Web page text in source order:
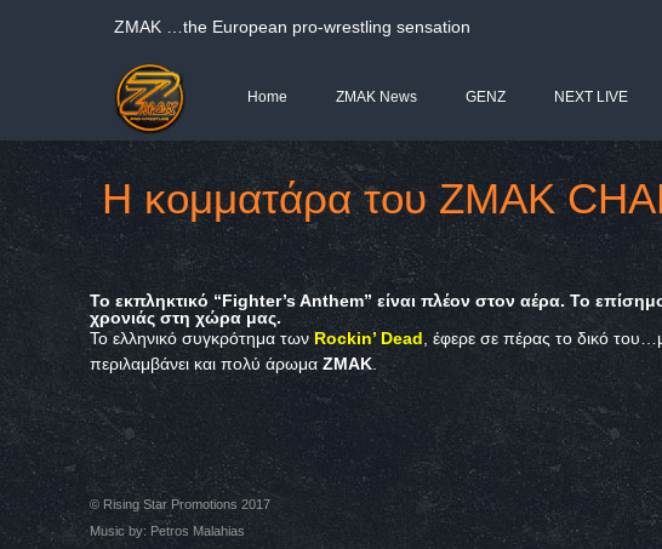
ΖΜΑΚ …the European pro-wrestling sensation
Home ZMAK News GENZ NEXT LIVE
Η κομματάρα του ZMAK
Το εκπληκτικό “Fighter’s Anthem”είναι πλέον στον αέρα. Το
χρονιάς στη χώρα μας.
Το ελληνικό συγκρότημα των Rockin’ Dead ,έφερε σε πέρας το δικό
περιλαμβάνει και πολύ άρωμαZMAK
© Rising Star Promotions 2017
Music by: Petros Malahias